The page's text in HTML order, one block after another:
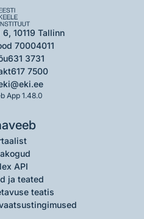
10119 Tallinn
70004011
631 3731
617 7500
App 1.48.0
API
ja teated
teatis